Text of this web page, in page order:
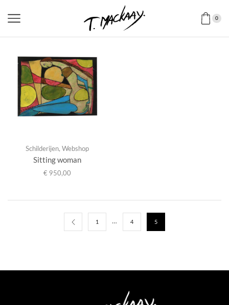
0
Schilderijen, Webshop
Sitting woman
€ 950,00
1 … 4 5